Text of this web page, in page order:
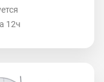
12ч